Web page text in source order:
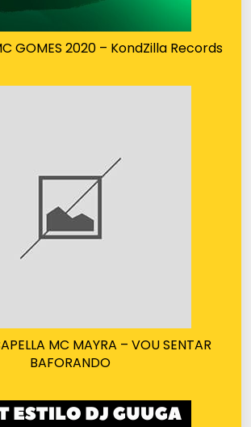
GOMES 2020 – KondZilla Records
MC MAYRA – VOU SENTAR
BAFORANDO